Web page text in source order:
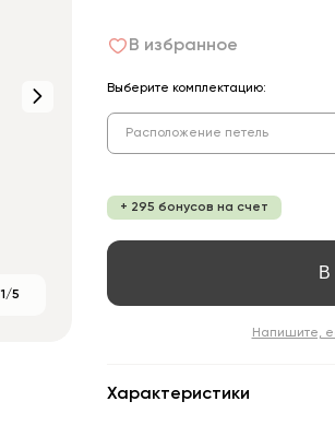
1/5
В избранное
Выберите комплектацию:
Расположение петель
+ 295 бонусов на счет
В
Напишите,
Характеристики